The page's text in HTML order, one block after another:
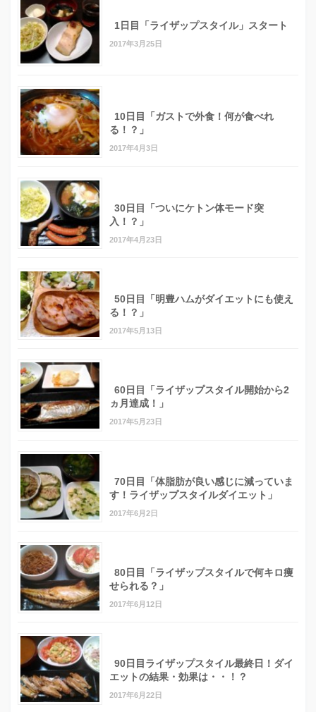
1日目「ライザップスタイル」スタート
2017年3月25日
10日目「ガストで外食！何が食べれ
る！？」
2017年4月3日
30日目「ついにケトン体モード突
入！？」
2017年4月23日
50日目「明豊ハムがダイエットにも使え
る！？」
2017年5月13日
60日目「ライザップスタイル開始から2
ヵ月達成！」
2017年5月23日
70日目「体脂肪が良い感じに減っていま
す！ライザップスタイルダイエット」
2017年6月2日
80日目「ライザップスタイルで何キロ痩
せられる？」
2017年6月12日
90日目ライザップスタイル最終日！ダイ
エットの結果・効果は・・！？
2017年6月22日